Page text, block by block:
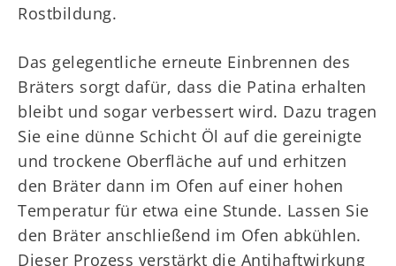
Rostbildung.
Das gelegentliche erneute Einbrennen des
Bräters sorgt dafür, dass die Patina erhalten
bleibt und sogar verbessert wird. Dazu tragen
Sie eine dünne Schicht Öl auf die gereinigte
und trockene Oberfläche auf und erhitzen
den Bräter dann im Ofen auf einer hohen
Temperatur für etwa eine Stunde. Lassen Sie
den Bräter anschließend im Ofen abkühlen.
Dieser Prozess verstärkt die Antihaftwirkung